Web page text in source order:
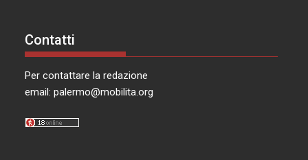
Contatti
Per contattare la redazione
email:palermo@mobilita.org